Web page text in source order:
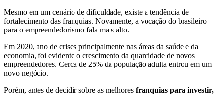
Mesmo em um cenário de dificuldade, existe a tendência de
fortalecimento das franquias. Novamente, a vocação do brasileiro
para o empreendedorismo fala mais alto.
Em 2020, ano de crises principalmente nas áreas da saúde e da
economia, foi evidente o crescimento da quantidade de novos
empreendedores. Cerca de 25% da população adulta entrou em um
novo negócio.
Porém, antes de decidir sobre as melhores franquias para investir,